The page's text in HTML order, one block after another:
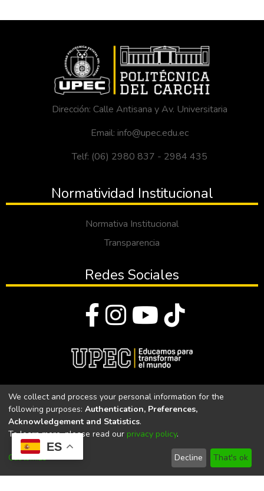
ES
Dirección: Calle Antisana y Av. Universitaria
Email: info@upec.edu.ec
Telf: (06) 2980 837 - 2984 435
Normatividad Institucional
Normativa Institucional
Transparencia
Redes Sociales
Universidad Politécnica Estatal del Carchi
Universidad Politécnica Estatal del Carchi | Acreditada por el
CACES Resolución N°. 160-SE-33-CACES-2020
We collect and process your personal information for the
following purposes: Authentication, Preferences,
Acknowledgement and Statistics.
To learn more, please read our privacy policy.
Customize Decline That's ok